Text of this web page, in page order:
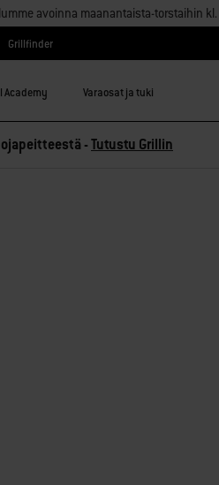
avoinna maanantaista-torstaihin
Grillfinder
Academy Varaosat ja tuki
-Tutustu Grillin